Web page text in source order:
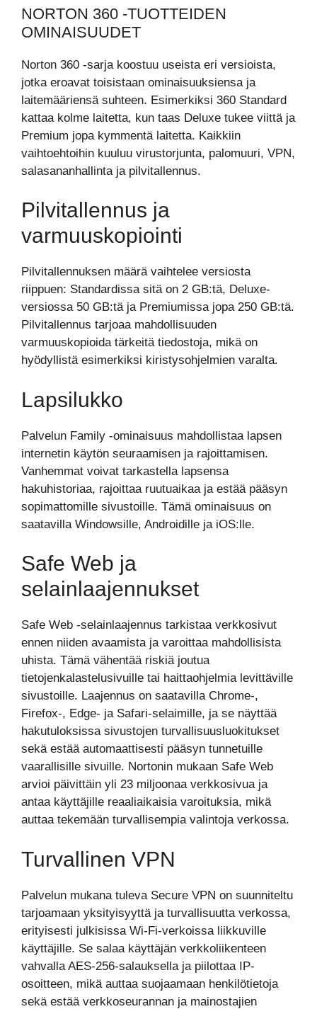
NORTON 360 -TUOTTEIDEN
OMINAISUUDET
Norton 360 -sarja koostuu useista eri versioista,
jotka eroavat toisistaan ominaisuuksiensa ja
laitemääriensä suhteen. Esimerkiksi 360 Standard
kattaa kolme laitetta, kun taas Deluxe tukee viittä ja
Premium jopa kymmentä laitetta. Kaikkiin
vaihtoehtoihin kuuluu virustorjunta, palomuuri, VPN,
salasananhallinta ja pilvitallennus.
Pilvitallennus ja
varmuuskopiointi
Pilvitallennuksen määrä vaihtelee versiosta
riippuen: Standardissa sitä on 2 GB:tä, Deluxe-
versiossa 50 GB:tä ja Premiumissa jopa 250 GB:tä.
Pilvitallennus tarjoaa mahdollisuuden
varmuuskopioida tärkeitä tiedostoja, mikä on
hyödyllistä esimerkiksi kiristysohjelmien varalta.
Lapsilukko
Palvelun Family -ominaisuus mahdollistaa lapsen
internetin käytön seuraamisen ja rajoittamisen.
Vanhemmat voivat tarkastella lapsensa
hakuhistoriaa, rajoittaa ruutuaikaa ja estää pääsyn
sopimattomille sivustoille. Tämä ominaisuus on
saatavilla Windowsille, Androidille ja iOS:lle.
Safe Web ja
selainlaajennukset
Safe Web -selainlaajennus tarkistaa verkkosivut
ennen niiden avaamista ja varoittaa mahdollisista
uhista. Tämä vähentää riskiä joutua
tietojenkalastelusivuille tai haittaohjelmia levittäville
sivustoille. Laajennus on saatavilla Chrome-,
Firefox-, Edge- ja Safari-selaimille, ja se näyttää
hakutuloksissa sivustojen turvallisuusluokitukset
sekä estää automaattisesti pääsyn tunnetuille
vaarallisille sivuille. Nortonin mukaan Safe Web
arvioi päivittäin yli 23 miljoonaa verkkosivua ja
antaa käyttäjille reaaliaikaisia varoituksia, mikä
auttaa tekemään turvallisempia valintoja verkossa.
Turvallinen VPN
Palvelun mukana tuleva Secure VPN on suunniteltu
tarjoamaan yksityisyyttä ja turvallisuutta verkossa,
erityisesti julkisissa Wi-Fi-verkoissa liikkuville
käyttäjille. Se salaa käyttäjän verkkoliikenteen
vahvalla AES-256-salauksella ja piilottaa IP-
osoitteen, mikä auttaa suojaamaan henkilötietoja
sekä estää verkkoseurannan ja mainostajien